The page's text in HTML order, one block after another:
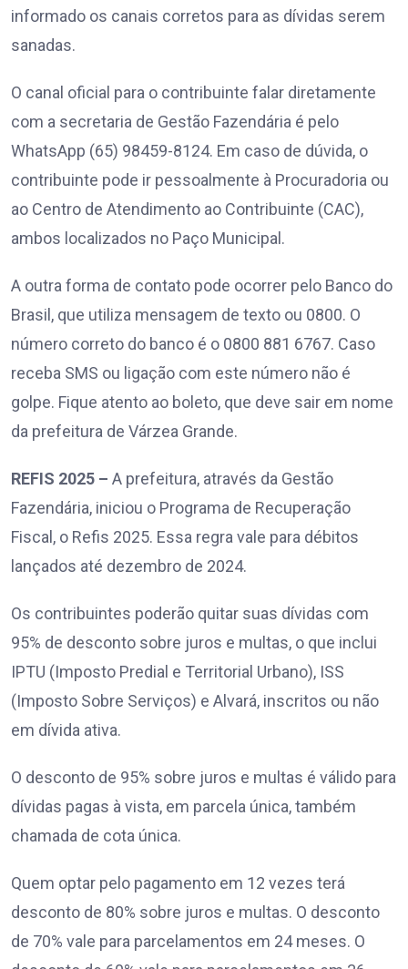
informado os canais corretos para as dívidas serem
sanadas.
O canal oficial para o contribuinte falar diretamente
com a secretaria de Gestão Fazendária é pelo
WhatsApp (65) 98459-8124. Em caso de dúvida, o
contribuinte pode ir pessoalmente à Procuradoria ou
ao Centro de Atendimento ao Contribuinte (CAC),
ambos localizados no Paço Municipal.
A outra forma de contato pode ocorrer pelo Banco do
Brasil, que utiliza mensagem de texto ou 0800. O
número correto do banco é o 0800 881 6767. Caso
receba SMS ou ligação com este número não é
golpe. Fique atento ao boleto, que deve sair em nome
da prefeitura de Várzea Grande.
REFIS 2025 – A prefeitura, através da Gestão
Fazendária, iniciou o Programa de Recuperação
Fiscal, o Refis 2025. Essa regra vale para débitos
lançados até dezembro de 2024.
Os contribuintes poderão quitar suas dívidas com
95% de desconto sobre juros e multas, o que inclui
IPTU (Imposto Predial e Territorial Urbano), ISS
(Imposto Sobre Serviços) e Alvará, inscritos ou não
em dívida ativa.
O desconto de 95% sobre juros e multas é válido para
dívidas pagas à vista, em parcela única, também
chamada de cota única.
Quem optar pelo pagamento em 12 vezes terá
desconto de 80% sobre juros e multas. O desconto
de 70% vale para parcelamentos em 24 meses. O